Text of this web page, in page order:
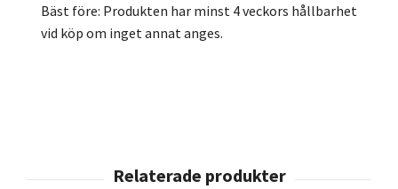
Bäst före: Produkten har minst 4 veckors hållbarhet
vid köp om inget annat anges.